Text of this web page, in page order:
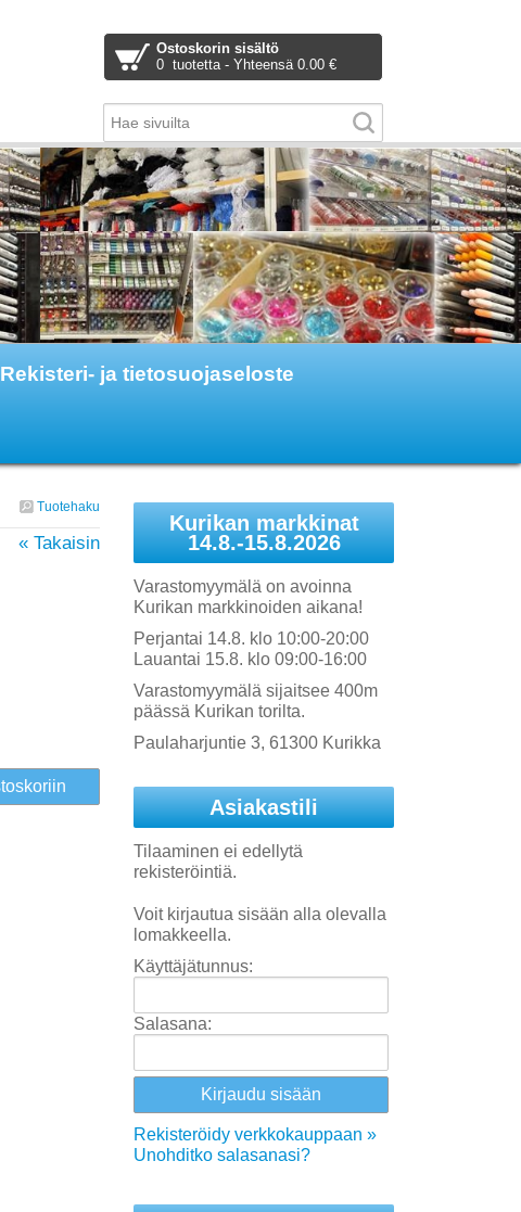
Ostoskorin sisältö
0 tuotetta - Yhteensä 0.00 €
Rekisteri- ja tietosuojaseloste
Tuotehaku
« Takaisin
Kurikan markkinat
14.8.-15.8.2026
Varastomyymälä on avoinna
Kurikan markkinoiden aikana!
Perjantai 14.8. klo 10:00-20:00
Lauantai 15.8. klo 09:00-16:00
Varastomyymälä sijaitsee 400m
päässä Kurikan torilta.
Paulaharjuntie 3, 61300 Kurikka
Asiakastili
Tilaaminen ei edellytä
rekisteröintiä.
Voit kirjautua sisään alla olevalla
lomakkeella.
Käyttäjätunnus:
Salasana:
Rekisteröidy verkkokauppaan »
Unohditko salasanasi?